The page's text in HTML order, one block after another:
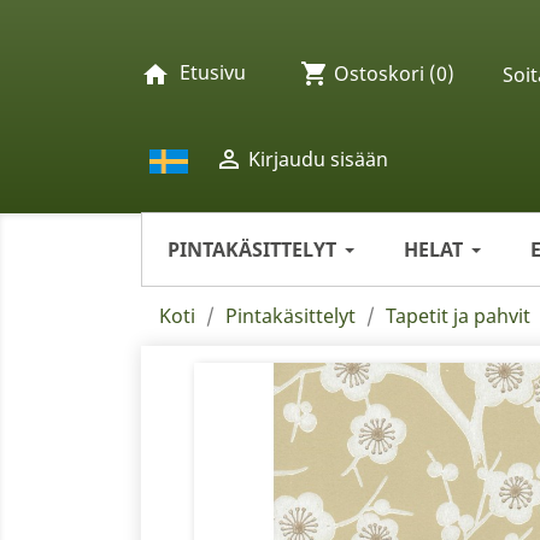
home Etusivu
 Kirjaudu sisään
shopping_cart Ostoskori (0)
PINTAKÄSITTELYT HELAT
Koti Pintakäsittelyt Tapetit ja pahvit